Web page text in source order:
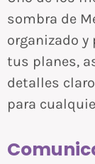
sombra de
organizado
tus planes,
detalles
para